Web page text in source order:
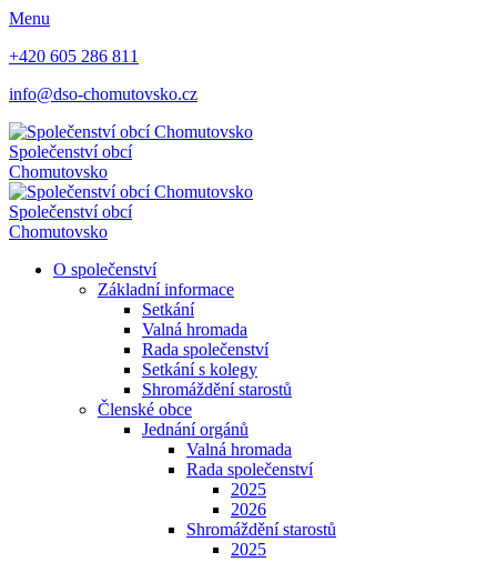
Menu
+420 605 286 811
info@dso-chomutovsko.cz
Společenství obcí
Chomutovsko
Společenství obcí
Chomutovsko
O společenství
Základní informace
Setkání
Valná hromada
Rada společenství
Setkání s kolegy
Shromáždění starostů
Členské obce
Jednání orgánů
Valná hromada
Rada společenství
2025
2026
Shromáždění starostů
2025